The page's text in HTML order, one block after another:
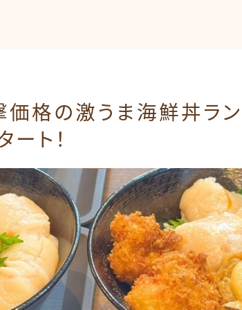
価格の激うま海鮮丼ラ
ト！